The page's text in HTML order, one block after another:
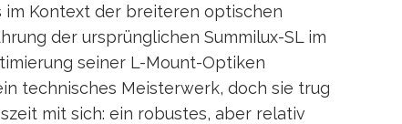
im Kontext der breiteren optischen
der ursprünglichen Summilux-SL im
seiner L-Mount-Optiken
technisches Meisterwerk, doch sie trug
mit sich: ein robustes, aber relativ